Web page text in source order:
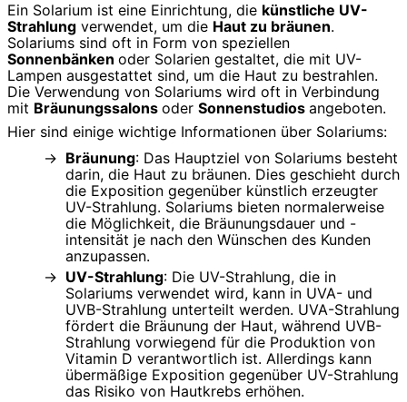
Ein Solarium ist eine Einrichtung, die künstliche UV-
Strahlung verwendet, um die Haut zu bräunen.
Solariums sind oft in Form von speziellen
Sonnenbänken oder Solarien gestaltet, die mit UV-
Lampen ausgestattet sind, um die Haut zu bestrahlen.
Die Verwendung von Solariums wird oft in Verbindung
mit Bräunungssalons oder Sonnenstudios angeboten.
Hier sind einige wichtige Informationen über Solariums:
Bräunung: Das Hauptziel von Solariums besteht
darin, die Haut zu bräunen. Dies geschieht durch
die Exposition gegenüber künstlich erzeugter
UV-Strahlung. Solariums bieten normalerweise
die Möglichkeit, die Bräunungsdauer und -
intensität je nach den Wünschen des Kunden
anzupassen.
UV-Strahlung: Die UV-Strahlung, die in
Solariums verwendet wird, kann in UVA- und
UVB-Strahlung unterteilt werden. UVA-Strahlung
fördert die Bräunung der Haut, während UVB-
Strahlung vorwiegend für die Produktion von
Vitamin D verantwortlich ist. Allerdings kann
übermäßige Exposition gegenüber UV-Strahlung
das Risiko von Hautkrebs erhöhen.